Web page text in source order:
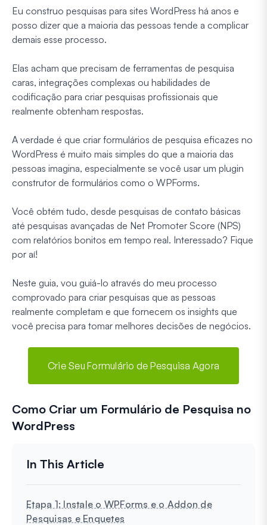
Eu construo pesquisas para sites WordPress há anos e
posso dizer que a maioria das pessoas tende a complicar
demais esse processo.
Elas acham que precisam de ferramentas de pesquisa
caras, integrações complexas ou habilidades de
codificação para criar pesquisas profissionais que
realmente obtenham respostas.
A verdade é que criar formulários de pesquisa eficazes no
WordPress é muito mais simples do que a maioria das
pessoas imagina, especialmente se você usar um plugin
construtor de formulários como o WPForms.
Você obtém tudo, desde pesquisas de contato básicas
até pesquisas avançadas de Net Promoter Score (NPS)
com relatórios bonitos em tempo real. Interessado? Fique
por aí!
Neste guia, vou guiá-lo através do meu processo
comprovado para criar pesquisas que as pessoas
realmente completam e que fornecem os insights que
você precisa para tomar melhores decisões de negócios.
Crie Seu Formulário de Pesquisa Agora
Como Criar um Formulário de Pesquisa no
WordPress
Etapa 1: Instale o WPForms e o Addon de
Pesquisas e Enquetes